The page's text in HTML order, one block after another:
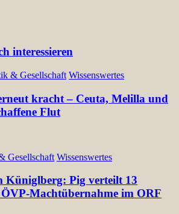
interessieren
& Gesellschaft Wissenswertes
kracht – Ceuta, Melilla und
Flut
Gesellschaft Wissenswertes
Küniglberg: Pig verteilt 13
Machtübernahme im ORF